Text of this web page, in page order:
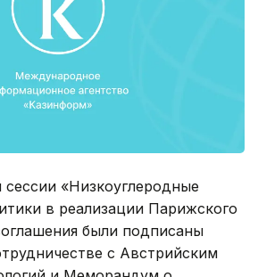
«Низкоуглеродные
в реализации Парижского
были подписаны
с Австрийским